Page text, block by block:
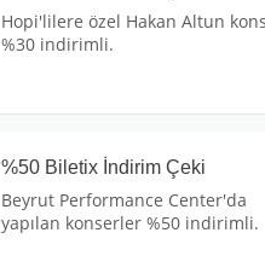
Hopi'lilere özel Hakan Altun
%30 indirimli.
%50 Biletix İndirim Çeki
Beyrut Performance Center'da
yapılan konserler %50 indirimli.